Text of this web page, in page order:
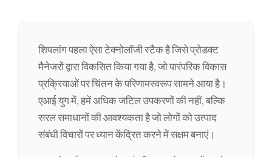
शिपलांग पहला ऐसा टेक्नोलॉजी स्टैक है जिसे प्रोडक्ट
मैनेजरों द्वारा विकसित किया गया है, जो पारंपरिक विकास
प्रक्रियाओं पर चिंतन के परिणामस्वरूप सामने आया है।
एआई युग में, हमें अधिक जटिल उपकरणों की नहीं, बल्कि
सरल समाधानों की आवश्यकता है जो लोगों को उत्पाद
संबंधी विचारों पर ध्यान केंद्रित करने में सक्षम बनाएं।